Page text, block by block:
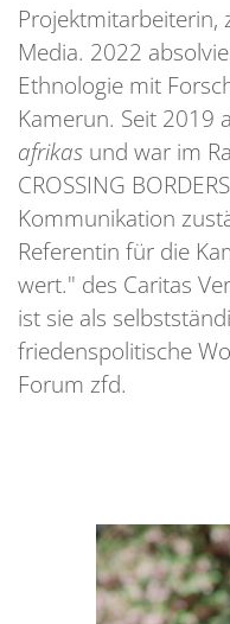
Projektmitarbeiterin,
Media. 2022
Ethnologie mit
Kamerun. Seit 2019
afrikas und war im
CROSSING
Kommunikation
Referentin für die
wert." des Caritas
ist sie als
friedenspolitische
Forum zfd.